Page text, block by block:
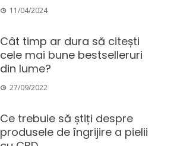
11/04/2024
Cât timp ar dura să citești
cele mai bune bestselleruri
din lume?
27/09/2022
Ce trebuie să știți despre
produsele de îngrijire a pielii